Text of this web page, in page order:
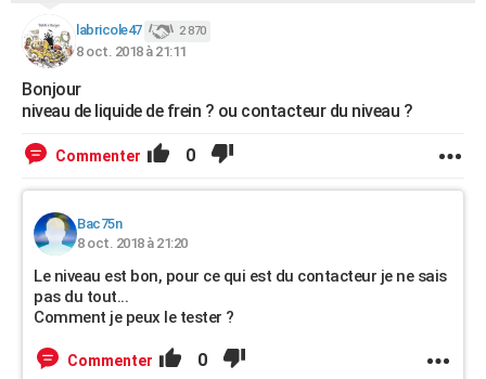
labricole47 2 870
8 oct. 2018 à 21:11
Bonjour
niveau de liquide de frein ? ou contacteur du niveau ?
Commenter 0
Bac75n
8 oct. 2018 à 21:20
Le niveau est bon, pour ce qui est du contacteur je ne sais
pas du tout...
Comment je peux le tester ?
Commenter 0